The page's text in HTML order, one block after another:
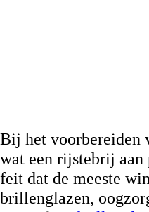
Bij het voorbereiden
wat een rijstebrij aan
feit dat de meeste
brillenglazen,